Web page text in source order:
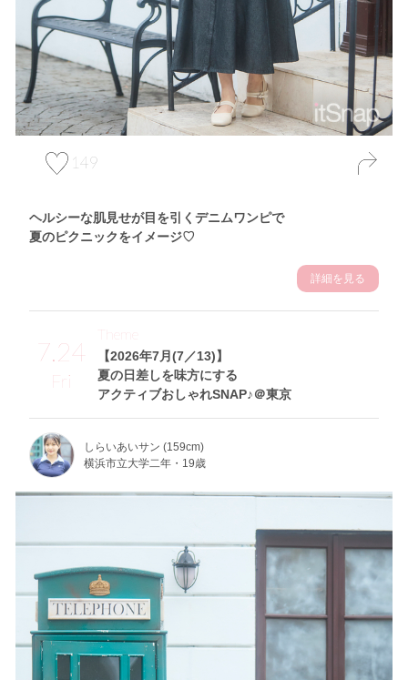
149
ヘルシーな肌見せが目を引くデニムワンピで
夏のピクニックをイメージ♡
詳細を見る
7.24
Fri
【2026年7月(7／13)】
夏の日差しを味方にする
アクティブおしゃれSNAP♪＠東京
Theme
しらいあいサン (159cm)
横浜市立大学二年・19歳